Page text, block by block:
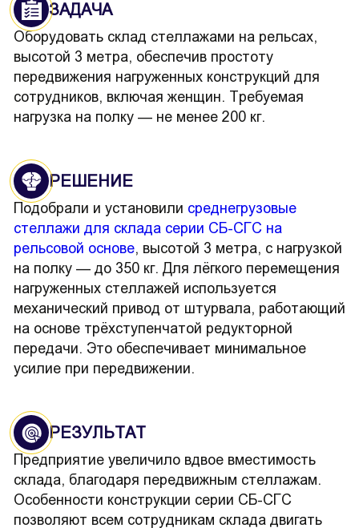
ЗАДАЧА
Оборудовать склад стеллажами на рельсах,
высотой 3 метра, обеспечив простоту
передвижения нагруженных конструкций для
сотрудников, включая женщин. Требуемая
нагрузка на полку — не менее 200 кг.
РЕШЕНИЕ
Подобрали и установили среднегрузовые
стеллажи для склада серии СБ-СГС на
рельсовой основе, высотой 3 метра, с нагрузкой
на полку — до 350 кг. Для лёгкого перемещения
нагруженных стеллажей используется
механический привод от штурвала, работающий
на основе трёхступенчатой редукторной
передачи. Это обеспечивает минимальное
усилие при передвижении.
РЕЗУЛЬТАТ
Предприятие увеличило вдвое вместимость
склада, благодаря передвижным стеллажам.
Особенности конструкции серии СБ-СГС
позволяют всем сотрудникам склада двигать